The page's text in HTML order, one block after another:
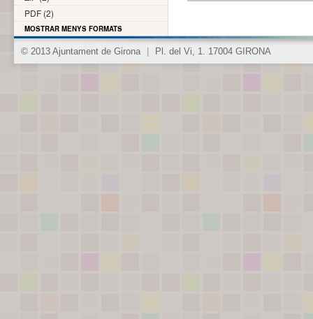
PDF (2)
MOSTRAR MENYS FORMATS
© 2013 Ajuntament de Girona Pl. del Vi, 1. 17004 GIRONA